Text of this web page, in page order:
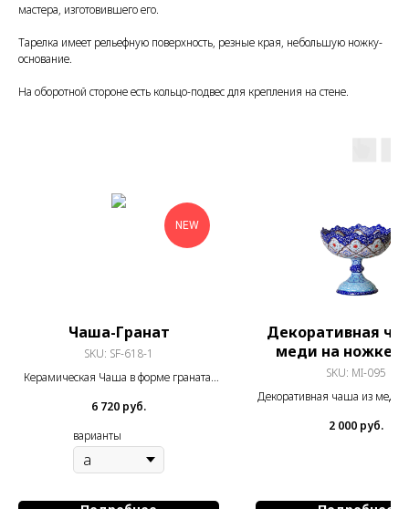
мастера, изготовившего его.
Тарелка имеет рельефную поверхность, резные края, небольшую ножку-
основание.
На оборотной стороне есть кольцо-подвес для крепления на стене.
NEW
Чаша-Гранат
SKU: SF-618-1
Керамическая Чаша в форме граната,
6 720 руб.
варианты
Декоративная
меди на ножке
SKU: MI-095
Декоративная чаша из меди,
14 см
2 000 руб.